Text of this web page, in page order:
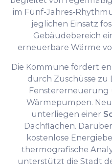
im Fünf-Jahres-
jeglichen Einsatz
Gebäudebereich
erneuerbare Wärme
Die Kommune fördert
durch Zuschüsse
Fenstererneuerung
Wärmepumpen.
unterliegen einer
Dachflächen.
kostenlose
thermografische
unterstützt die Stadt